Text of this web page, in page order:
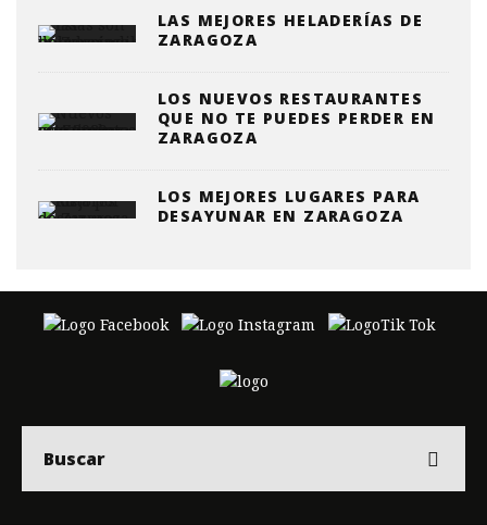
LAS MEJORES HELADERÍAS DE
ZARAGOZA
LOS NUEVOS RESTAURANTES
QUE NO TE PUEDES PERDER EN
ZARAGOZA
LOS MEJORES LUGARES PARA
DESAYUNAR EN ZARAGOZA